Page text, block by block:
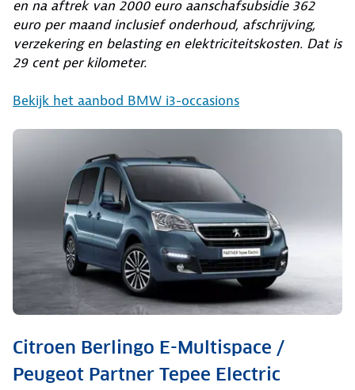
en na aftrek van 2000 euro aanschafsubsidie 362
euro per maand inclusief onderhoud, afschrijving,
verzekering en belasting en elektriciteitskosten. Dat is
29 cent per kilometer.
Bekijk het aanbod BMW i3-occasions
Citroen Berlingo E-Multispace /
Peugeot Partner Tepee Electric